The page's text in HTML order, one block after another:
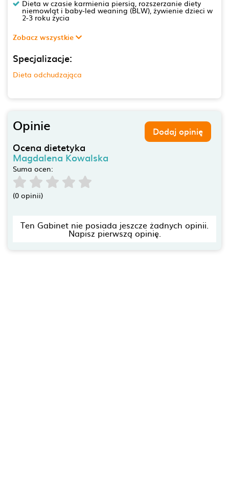
Dieta w czasie karmienia piersią, rozszerzanie diety
niemowląt i baby-led weaning (BLW), żywienie dzieci w
2-3 roku życia
Zobacz wszystkie
Specjalizacje:
Dieta odchudzająca
Opinie Dodaj opinię
Ocena dietetyka
Magdalena Kowalska
Suma ocen:
(0 opinii)
Ten Gabinet nie posiada jeszcze żadnych opinii.
Napisz pierwszą opinię.